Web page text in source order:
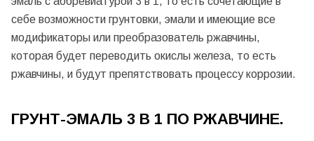
себе возможности грунтовки, эмали и имеющие все
модификаторы или преобразователь ржавчины,
которая будет переводить окислы железа, то есть
ржавчины, и будут препятствовать процессу коррозии.
ГРУНТ-ЭМАЛЬ 3 В 1 ПО РЖАВЧИНЕ.